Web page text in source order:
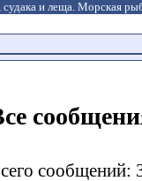
и леща. Морская
сообщений: